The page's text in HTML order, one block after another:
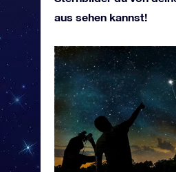
aus sehen kannst!